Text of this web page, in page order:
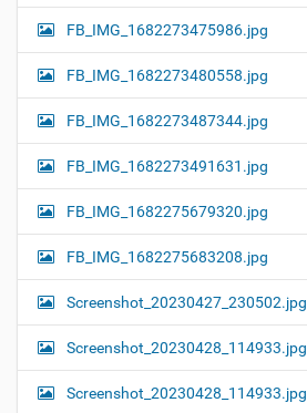
FB_IMG_1682273475986.jpg
FB_IMG_1682273480558.jpg
FB_IMG_1682273487344.jpg
FB_IMG_1682273491631.jpg
FB_IMG_1682275679320.jpg
FB_IMG_1682275683208.jpg
Screenshot_20230427_230502.jpg
Screenshot_20230428_114933.jpg
Screenshot_20230428_114933.jpg